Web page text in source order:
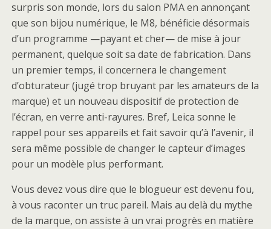
surpris son monde, lors du salon PMA en annonçant
que son bijou numérique, le M8, bénéficie désormais
d’un programme —payant et cher— de mise à jour
permanent, quelque soit sa date de fabrication. Dans
un premier temps, il concernera le changement
d’obturateur (jugé trop bruyant par les amateurs de la
marque) et un nouveau dispositif de protection de
l’écran, en verre anti-rayures. Bref, Leica sonne le
rappel pour ses appareils et fait savoir qu’à l’avenir, il
sera même possible de changer le capteur d’images
pour un modèle plus performant.
Vous devez vous dire que le blogueur est devenu fou,
à vous raconter un truc pareil. Mais au delà du mythe
de la marque, on assiste à un vrai progrès en matière